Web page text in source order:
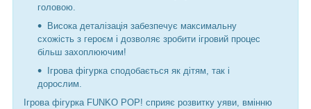
головою.
Висока деталізація забезпечує максимальну
схожість з героєм і дозволяє зробити ігровий процес
більш захоплюючим!
Ігрова фігурка сподобається як дітям, так і
дорослим.
Ігрова фігурка FUNKO POP! сприяє розвитку уяви, вмінню